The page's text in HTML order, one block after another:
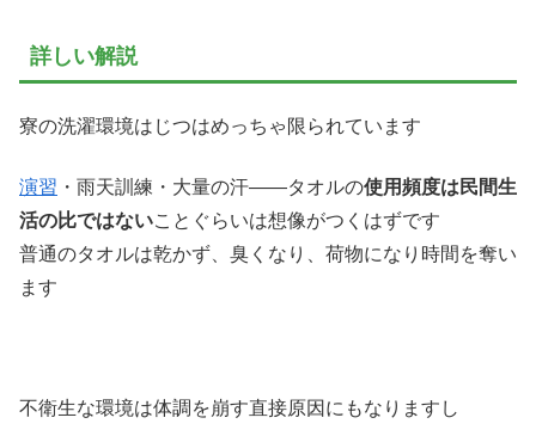
詳しい解説
寮の洗濯環境はじつはめっちゃ限られています
演習 ・雨天訓練・大量の汗——タオルの使用頻度は民間生
活の比ではないことぐらいは想像がつくはずです
普通のタオルは乾かず、臭くなり、荷物になり時間を奪い
ます
不衛生な環境は体調を崩す直接原因にもなりますし